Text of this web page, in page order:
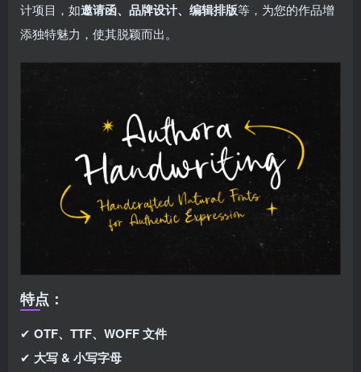
计项目，如邀请函、品牌设计、编辑排版等，为您的作品增
添独特魅力，使其脱颖而出。
特点：
✔ OTF、TTF、WOFF 文件
✔ 大写 & 小写字母